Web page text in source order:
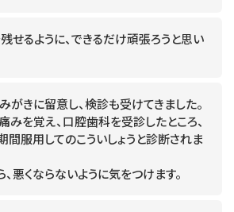
せるように、できるだけ頑張ろうと思い
きに留意し、検診も受けてきました。
みを覚え、口腔歯科を受診したところ、
服用してのこういしょうと診断されま
悪くならないように気をつけます。